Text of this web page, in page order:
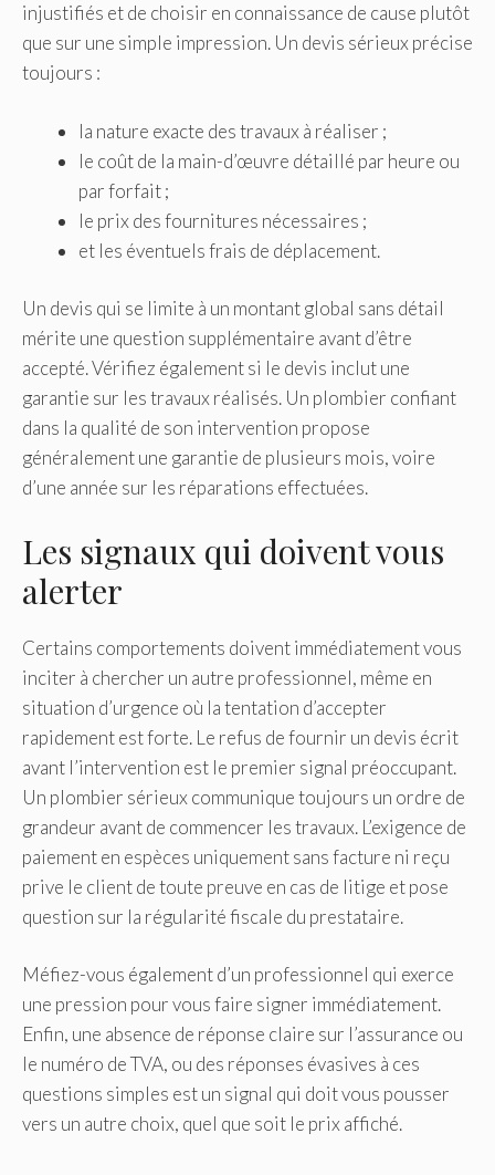
injustifiés et de choisir en connaissance de cause plutôt
que sur une simple impression. Un devis sérieux précise
toujours :
la nature exacte des travaux à réaliser ;
le coût de la main-d’œuvre détaillé par heure ou
par forfait ;
le prix des fournitures nécessaires ;
et les éventuels frais de déplacement.
Un devis qui se limite à un montant global sans détail
mérite une question supplémentaire avant d’être
accepté. Vérifiez également si le devis inclut une
garantie sur les travaux réalisés. Un plombier confiant
dans la qualité de son intervention propose
généralement une garantie de plusieurs mois, voire
d’une année sur les réparations effectuées.
Les signaux qui doivent vous
alerter
Certains comportements doivent immédiatement vous
inciter à chercher un autre professionnel, même en
situation d’urgence où la tentation d’accepter
rapidement est forte. Le refus de fournir un devis écrit
avant l’intervention est le premier signal préoccupant.
Un plombier sérieux communique toujours un ordre de
grandeur avant de commencer les travaux. L’exigence de
paiement en espèces uniquement sans facture ni reçu
prive le client de toute preuve en cas de litige et pose
question sur la régularité fiscale du prestataire.
Méfiez-vous également d’un professionnel qui exerce
une pression pour vous faire signer immédiatement.
Enfin, une absence de réponse claire sur l’assurance ou
le numéro de TVA, ou des réponses évasives à ces
questions simples est un signal qui doit vous pousser
vers un autre choix, quel que soit le prix affiché.